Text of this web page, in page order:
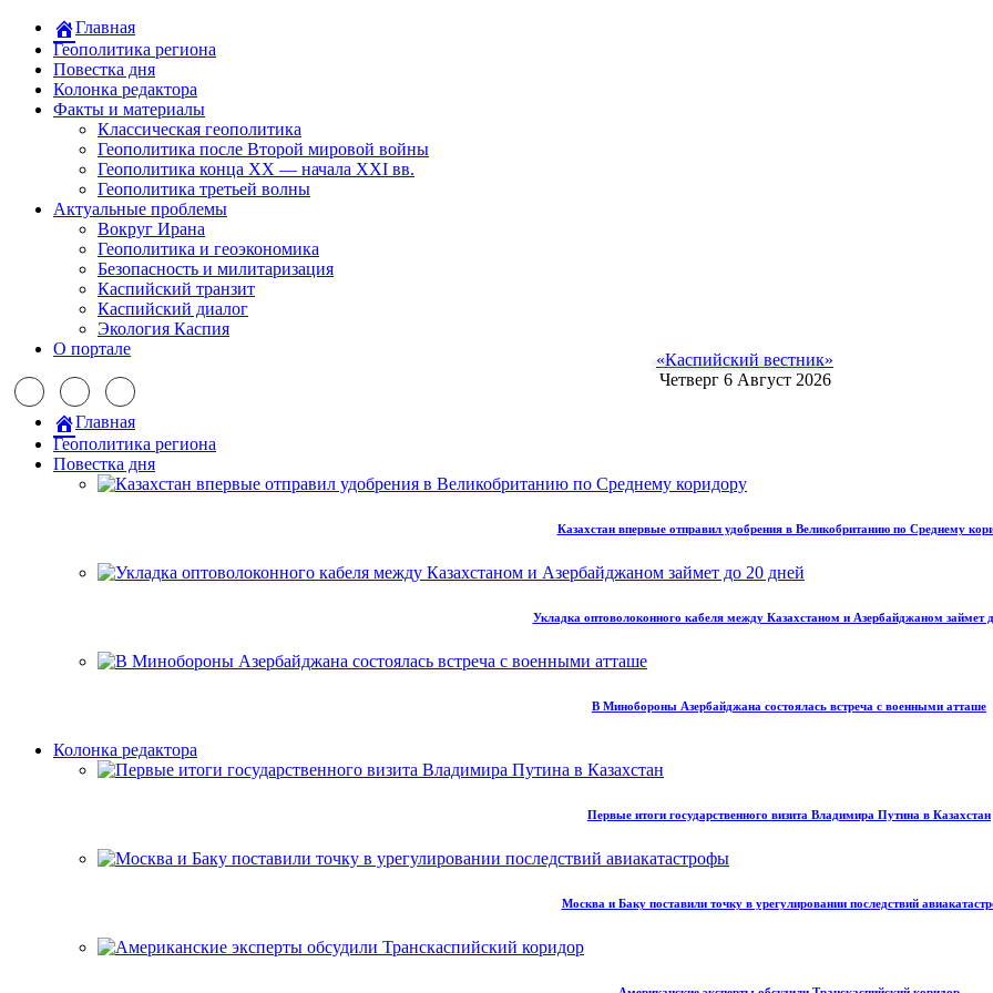
Главная
Геополитика региона
Повестка дня
Колонка редактора
Факты и материалы
Классическая геополитика
Геополитика после Второй мировой войны
Геополитика конца XX — начала XXI вв.
Геополитика третьей волны
Актуальные проблемы
Вокруг Ирана
Геополитика и геоэкономика
Безопасность и милитаризация
Каспийский транзит
Каспийский диалог
Экология Каспия
О портале
«Каспийский вестник»
Четверг 6 Август 2026
Главная
Геополитика региона
Повестка дня
Казахстан впервые отправил удобрения в Великобританию по Среднему
Укладка оптоволоконного кабеля между Казахстаном и Азербайджаном займет
В Минобороны Азербайджана состоялась встреча с военными атташе
Колонка редактора
Первые итоги государственного визита Владимира Путина в Казахстан
Москва и Баку поставили точку в урегулировании последствий